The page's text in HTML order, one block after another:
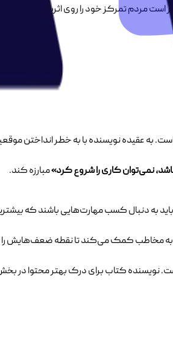
است مردم تمرکز خود را روی اثر‌بخشی
به عقیده نویسنده با به خطر انداختن
نمی‌توان کاری را شروع کرد»مبارزه کند.
به دنبال کسب مهارت‌هایی باشند که
به مخاطب کمک می‌کند تا نقطه ضعف‌هایش
کتاب برای درک بهتر محتوا در